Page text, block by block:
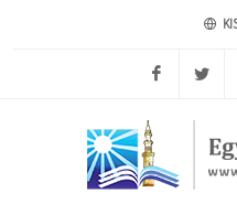
Facebook